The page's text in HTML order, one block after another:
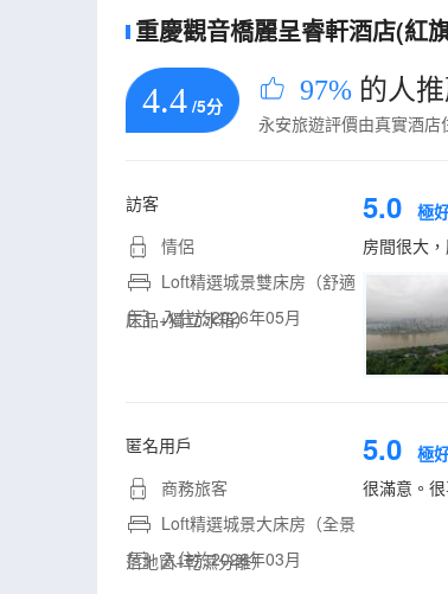
重慶觀音橋麗呈睿軒酒店(紅
4.4 /5分 97% 的人
永安旅遊評價由真實酒店
訪客
情侶
Loft精選城景雙床房（舒適
床品+獨立冰箱）
入住於2026年05月
5.0 極
房間很大
匿名用戶
商務旅客
Loft精選城景大床房（全景
落地窗+乾濕分離）
入住於2026年03月
5.0 極
很滿意。